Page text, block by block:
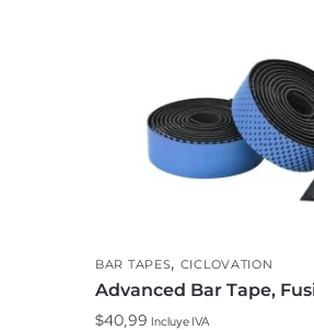
BAR TAPES, CICLOVATION
Advanced Bar Tape,
$40,99 Incluye IVA